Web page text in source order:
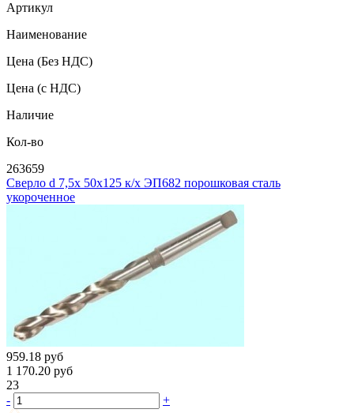
Артикул
Наименование
Цена (Без НДС)
Цена (с НДС)
Наличие
Кол-во
263659
Сверло d 7,5х 50х125 к/х ЭП682 порошковая сталь
укороченное
959.18 руб
1 170.20 руб
23
-
+